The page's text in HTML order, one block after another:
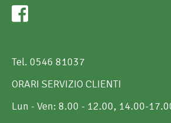
Tel. 0546 81037
ORARI SERVIZIO CLIENTI
Lun - Ven: 8.00 - 12.00, 14.00-